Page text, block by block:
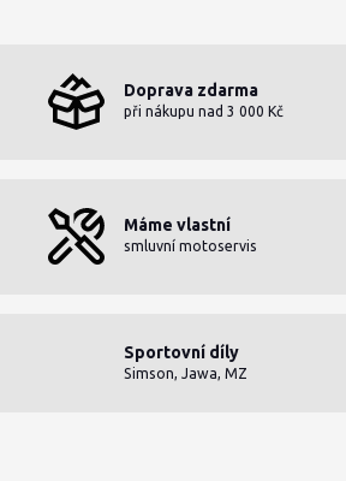
Doprava zdarma
při nákupu nad 3 000 Kč
Máme vlastní
smluvní motoservis
Sportovní díly
Simson, Jawa, MZ